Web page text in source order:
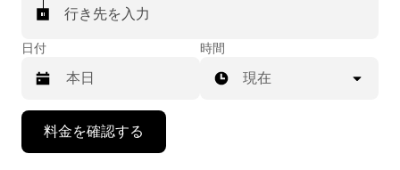
行き先を入力
日付 時間
現在
料金を確認する